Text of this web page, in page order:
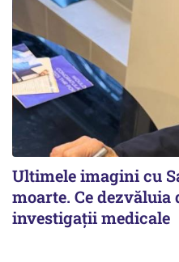
Ultimele imagini cu
moarte. Ce dezvăluia
investigații medicale